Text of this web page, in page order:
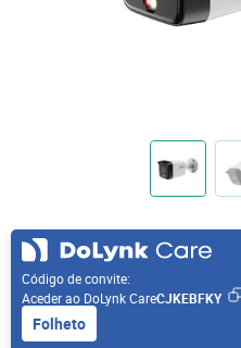
Código de convite:
Aceder ao DoLynk CareCJKEBFKY
Folheto